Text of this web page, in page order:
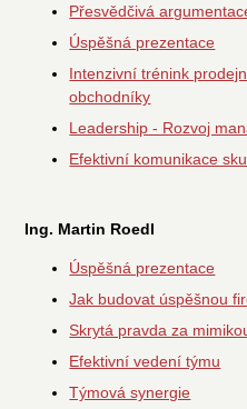
Přesvědčivá
Úspěšná prezentace
Intenzivní trénink
obchodníky
Leadership - Rozvoj
Efektivní komunikace
Ing. Martin Roedl
Úspěšná prezentace
Jak budovat úspěšnou
Skrytá pravda za
Efektivní vedení týmu
Týmová synergie